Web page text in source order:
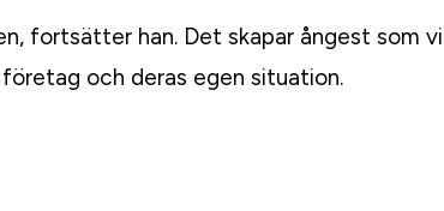
fortsätter han. Det skapar ångest som
och deras egen situation.